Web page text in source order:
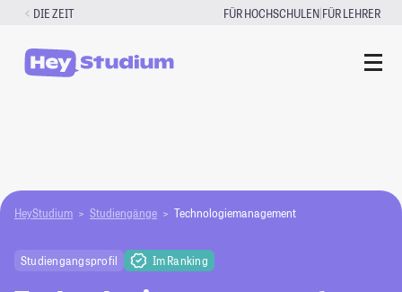
Zum
springen
DIE ZEIT FÜR HOCHSCHULEN|FÜR LEHRER
HeyStudium Studiengänge Technologiemanagement
Studiengangsprofil Im Ranking